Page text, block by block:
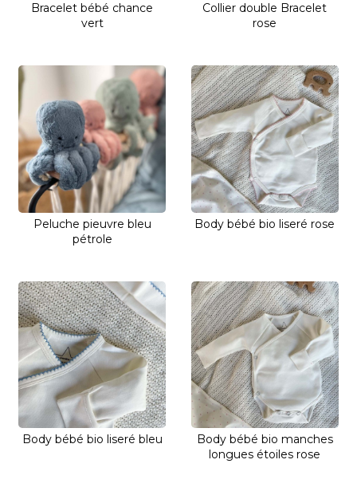
Bracelet bébé chance
vert
Collier double Bracelet
rose
Peluche pieuvre bleu
pétrole
Body bébé bio liseré rose
Body bébé bio liseré bleu
Body bébé bio manches
longues étoiles rose